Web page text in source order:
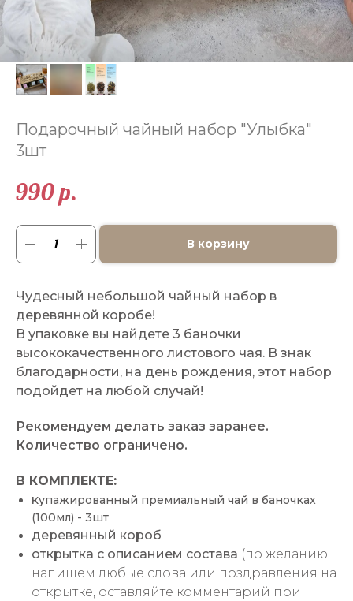
Подарочный чайный набор "Улыбка"
3шт
990р.
В корзину
Чудесный небольшой чайный набор в
деревянной коробе!
В упаковке вы найдете 3 баночки
высококачественного листового чая. В знак
благодарности, на день рождения, этот набор
подойдет на любой случай!
Рекомендуем делать заказ заранее.
Количество ограничено.
В КОМПЛЕКТЕ:
купажированный премиальный чай в баночках
(100мл) - 3шт
деревянный короб
открытка с описанием состава (по желанию
напишем любые слова или поздравления на
открытке, оставляйте комментарий при